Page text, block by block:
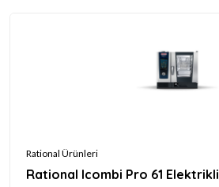
Rational Ürünleri
Rational Icombi Pro 61 Elektrikli